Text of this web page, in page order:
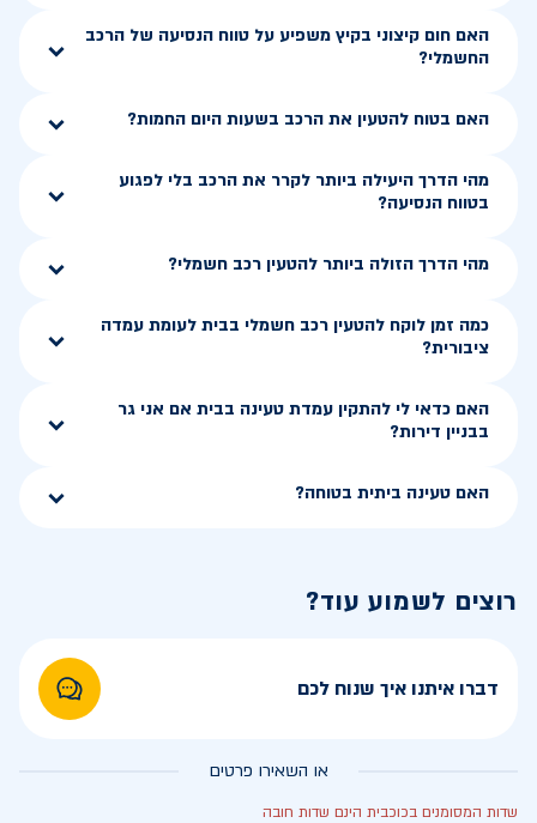
האם חום קיצוני בקיץ משפיע על טווח הנסיעה של הרכב
החשמלי?
האם בטוח להטעין את הרכב בשעות היום החמות?
מהי הדרך היעילה ביותר לקרר את הרכב בלי לפגוע
בטווח הנסיעה?
מהי הדרך הזולה ביותר להטעין רכב חשמלי?
כמה זמן לוקח להטעין רכב חשמלי בבית לעומת עמדה
ציבורית?
האם כדאי לי להתקין עמדת טעינה בבית אם אני גר
בבניין דירות?
האם טעינה ביתית בטוחה?
רוצים לשמוע עוד?
דברו איתנו איך שנוח לכם
או השאירו פרטים
שדות המסומנים בכוכבית הינם שדות חובה